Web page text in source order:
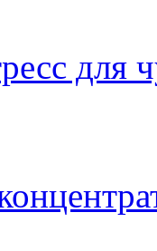
для